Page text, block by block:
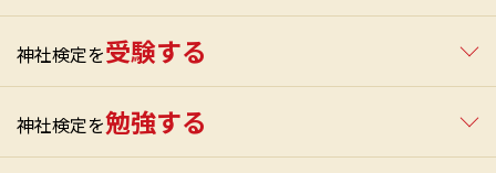
神社検定を受験する
神社検定を勉強する